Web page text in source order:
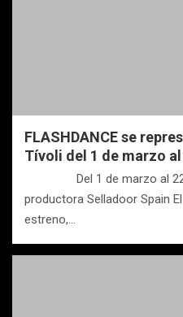
FLASHDANCE se
Tívoli del 1 de marzo al
Del 1 de marzo al 22
productora Selladoor Spain
estreno,…